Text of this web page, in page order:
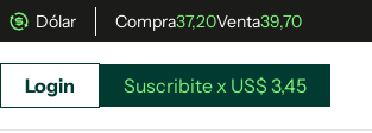
Dólar Compra37,20Venta39,70
Login Suscribite x US$ 3,45